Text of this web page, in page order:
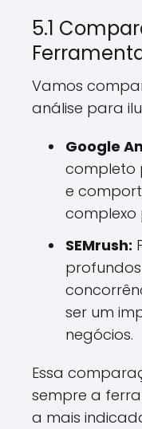
5.1
Vamos
análise para
Google
completo
e
complexo
SEMrush:
profundos
ser um
negócios.
Essa
sempre a
a mais